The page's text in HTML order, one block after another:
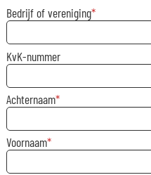
Bedrijf of vereniging
KvK-nummer
Achternaam
Voornaam